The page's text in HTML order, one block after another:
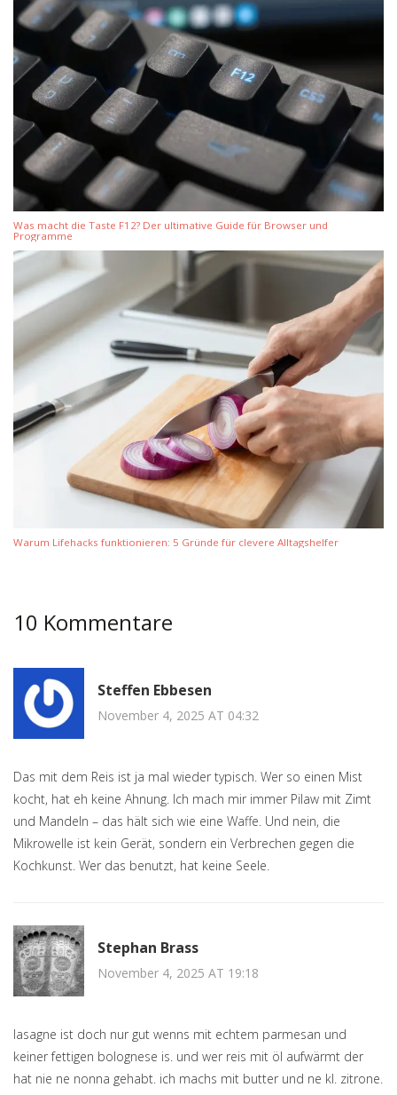
Was macht die Taste F12? Der ultimative Guide für Browser und
Programme
Warum Lifehacks funktionieren: 5 Gründe für clevere Alltagshelfer
10 Kommentare
Steffen Ebbesen
November 4, 2025 AT 04:32
Das mit dem Reis ist ja mal wieder typisch. Wer so einen Mist
kocht, hat eh keine Ahnung. Ich mach mir immer Pilaw mit Zimt
und Mandeln – das hält sich wie eine Waffe. Und nein, die
Mikrowelle ist kein Gerät, sondern ein Verbrechen gegen die
Kochkunst. Wer das benutzt, hat keine Seele.
Stephan Brass
November 4, 2025 AT 19:18
lasagne ist doch nur gut wenns mit echtem parmesan und
keiner fettigen bolognese is. und wer reis mit öl aufwärmt der
hat nie ne nonna gehabt. ich machs mit butter und ne kl. zitrone.